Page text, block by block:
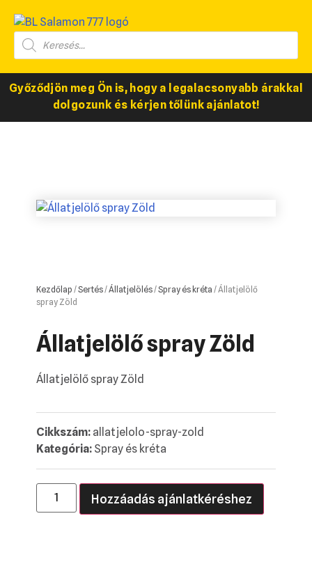
Győződjön meg Ön is, hogy a legalacsonyabb árakkal
dolgozunk és kérjen tőlünk ajánlatot!
Kezdőlap /Sertés/Állatjelölés/Spray és kréta / Állatjelölő
spray Zöld
Állatjelölő spray Zöld
Állatjelölő spray Zöld
Cikkszám: allatjelolo-spray-zold
Kategória: Spray és kréta
Hozzáadás ajánlatkéréshez